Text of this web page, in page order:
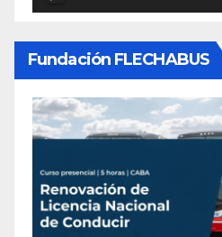
Fundación FLECHABUS